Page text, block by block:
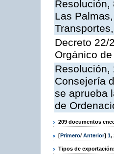
Resolución,
Las
Decreto 22/
Orgánico
Resolución,
Consejería
se aprueba
de
209 documentos
[Primero/ Anterior] 1,
Tipos de exportación: